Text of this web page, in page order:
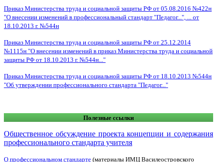
Приказ Министерства труда и социальной защиты РФ от 05.08.2016 №422н
"О внесении изменений в профессиональный стандарт "Педагог...", ... от
18.10.2013 г. №544н
Приказ Министерства труда и социальной защиты РФ от 25.12.2014
№1115н "О внесении изменений в приказ Министерства труда и социальной
защиты РФ от 18.10.2013 г. №544н..."
Приказ Министерства труда и социальной защиты РФ от 18.10.2013 №544н
"Об утверждении профессионального стандарта "Педагог..."
Полезные ссылки
Общественное обсуждение проекта концепции и содержания
профессионального стандарта учителя
О профессиональном стандарте (материалы ИМЦ Василеостровского